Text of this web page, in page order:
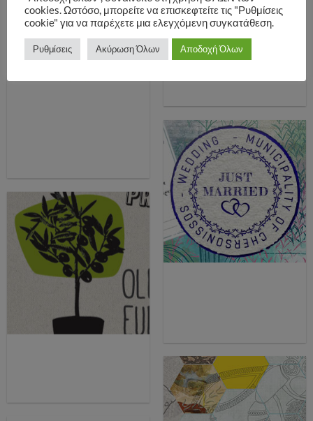
cookies. Ωστόσο, μπορείτε να επισκεφτείτε τις "Ρυθμίσεις
cookie" για να παρέχετε μια ελεγχόμενη συγκατάθεση.
Ρυθμίσεις Ακύρωση Όλων Αποδοχή Όλων